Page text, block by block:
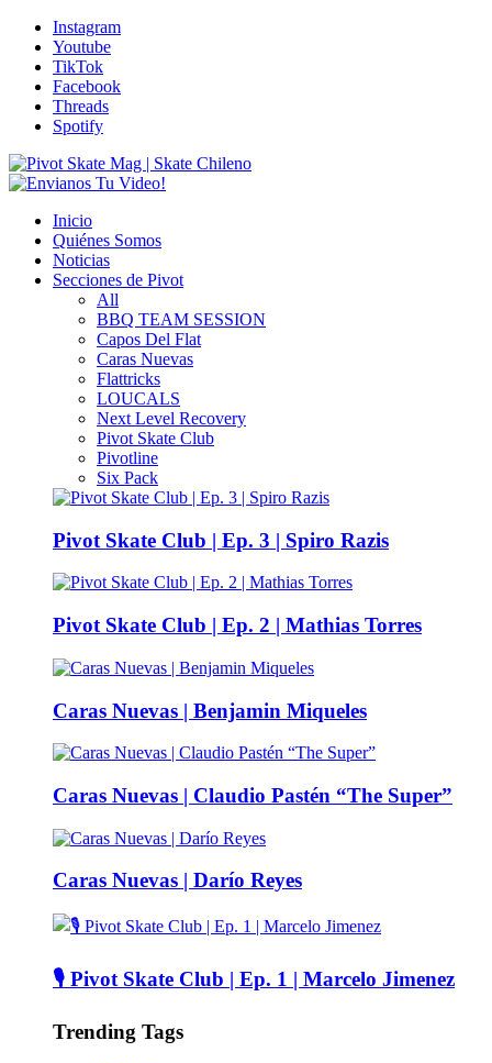
Instagram
Youtube
TikTok
Facebook
Threads
Spotify
Inicio
Quiénes Somos
Noticias
Secciones de Pivot
All
BBQ TEAM SESSION
Capos Del Flat
Caras Nuevas
Flattricks
LOUCALS
Next Level Recovery
Pivot Skate Club
Pivotline
Six Pack
Pivot Skate Club | Ep. 3 | Spiro Razis
Pivot Skate Club | Ep. 2 | Mathias Torres
Caras Nuevas | Benjamin Miqueles
Caras Nuevas | Claudio Pastén “The Super”
Caras Nuevas | Darío Reyes
🎙️ Pivot Skate Club | Ep. 1 | Marcelo Jimenez
Trending Tags